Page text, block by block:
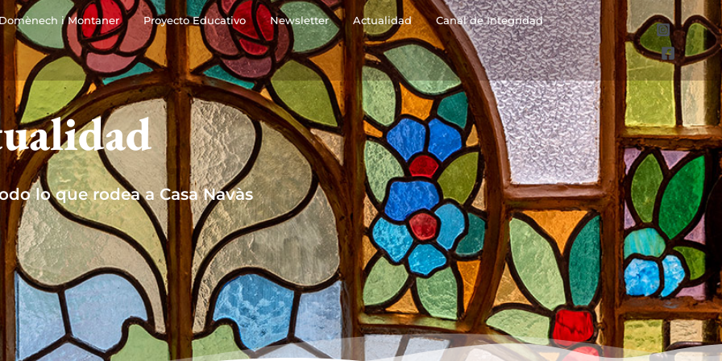
Domènech i Montaner Proyecto Educativo Newsletter Actualidad Canal de Integridad
lo que rodea a Casa Navàs